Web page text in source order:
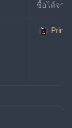
ซื้อได้จาก
Prince